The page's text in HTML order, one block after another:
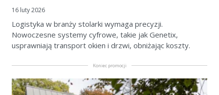
16 luty 2026
Logistyka w branży stolarki wymaga precyzji.
Nowoczesne systemy cyfrowe, takie jak Genetix,
usprawniają transport okien i drzwi, obniżając koszty.
Koniec promocji